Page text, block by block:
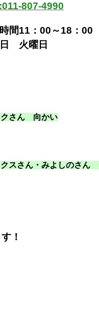
807-4990
間11：00～18：00
火曜日
クさん 向かい
クスさん・みよしのさん
！